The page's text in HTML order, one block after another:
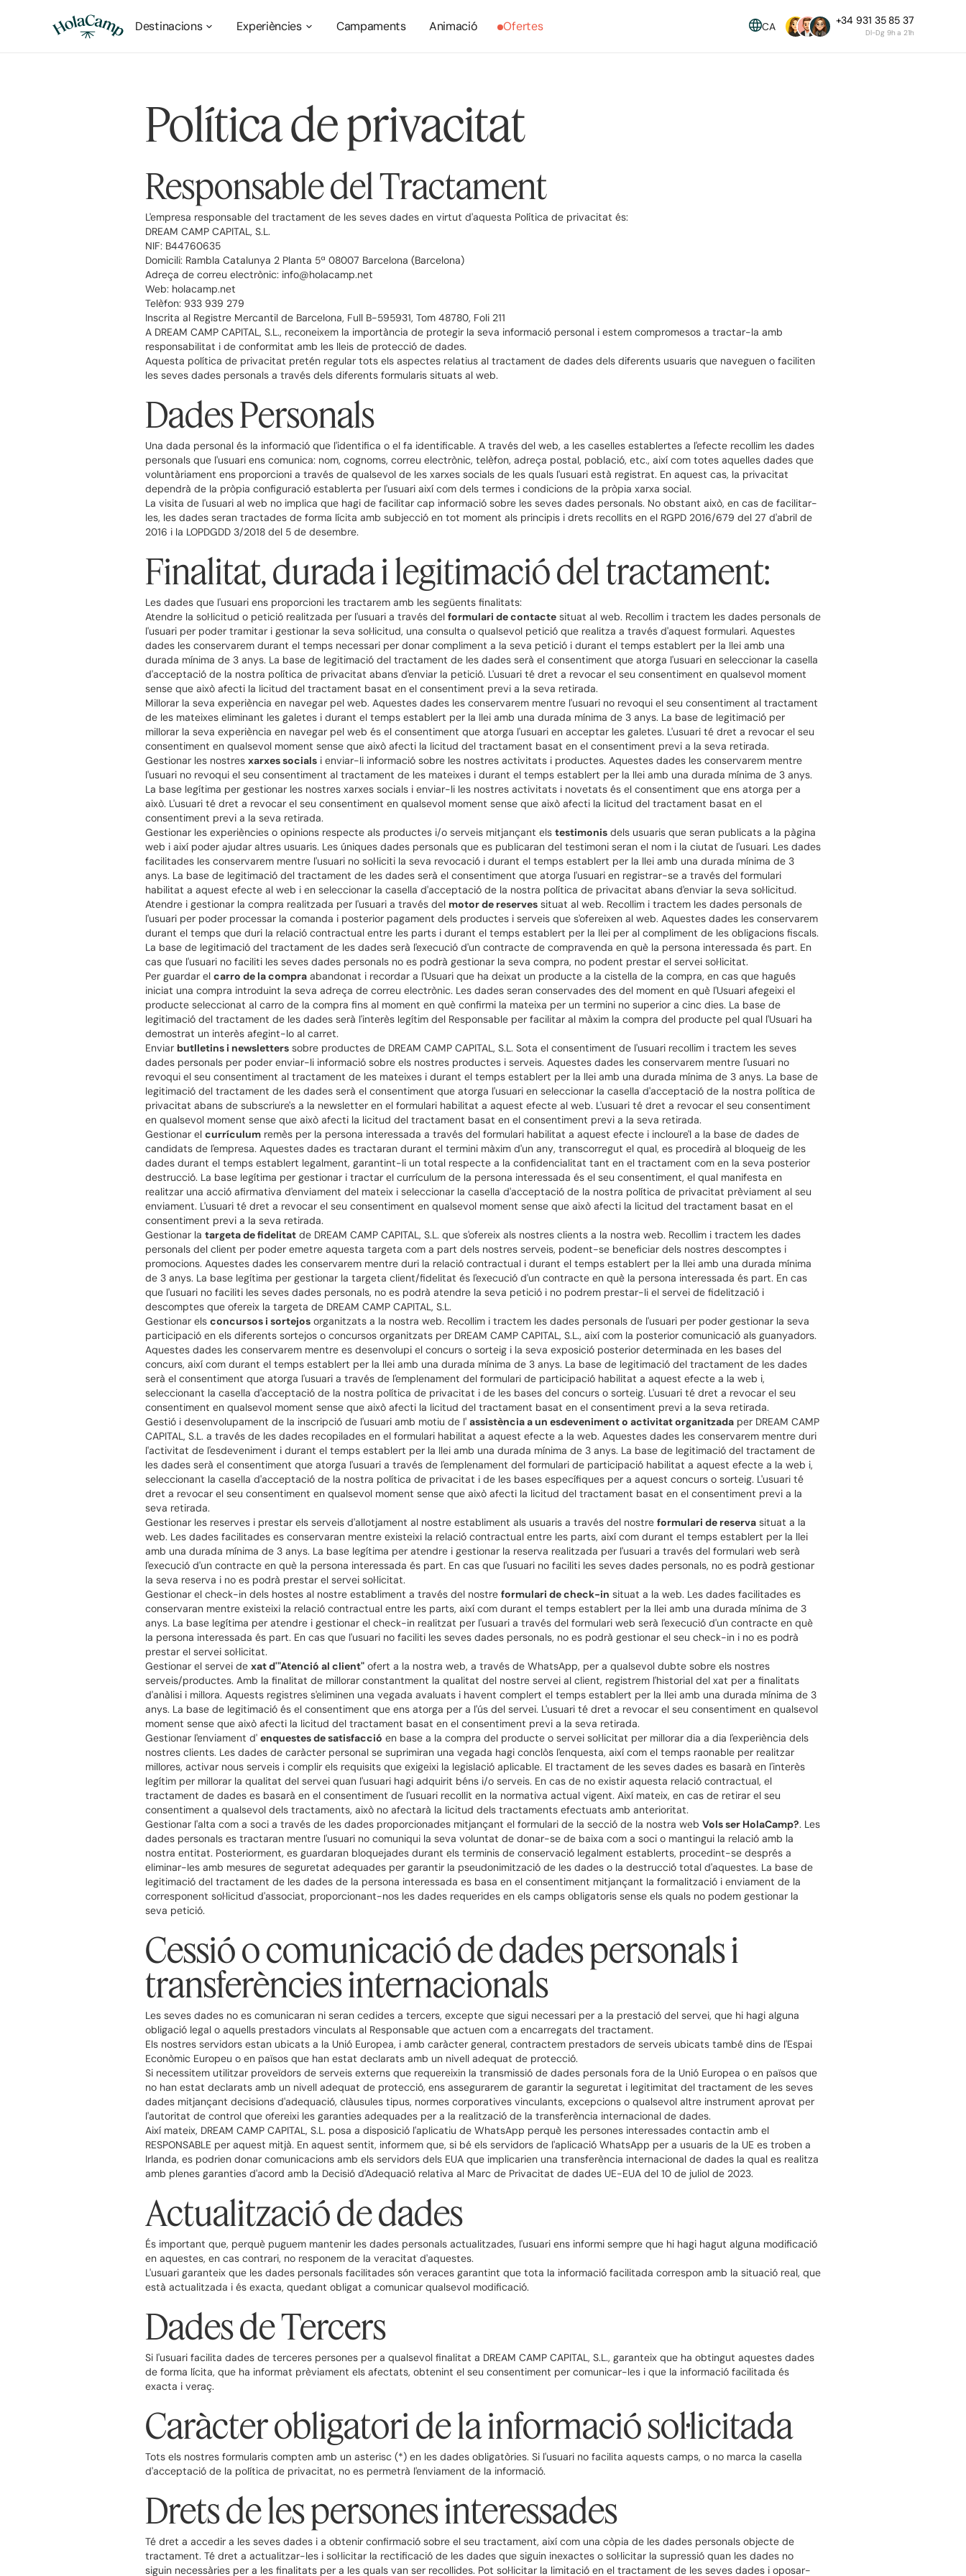
Destinacions Experiències Campaments Animació Ofertes CA +34 931 35 85 37
Dl-Dg 9h a 21h
Política de privacitat
Responsable del Tractament
L'empresa responsable del tractament de les seves dades en virtut d'aquesta Política de privacitat és:
DREAM CAMP CAPITAL, S.L.
NIF: B44760635
Domicili: Rambla Catalunya 2 Planta 5ª 08007 Barcelona (Barcelona)
Adreça de correu electrònic: info@holacamp.net
Web: holacamp.net
Telèfon: 933 939 279
Inscrita al Registre Mercantil de Barcelona, Full B-595931, Tom 48780, Foli 211
A DREAM CAMP CAPITAL, S.L., reconeixem la importància de protegir la seva informació personal i estem compromesos a tractar-la amb
responsabilitat i de conformitat amb les lleis de protecció de dades.
Aquesta política de privacitat pretén regular tots els aspectes relatius al tractament de dades dels diferents usuaris que naveguen o faciliten
les seves dades personals a través dels diferents formularis situats al web.
Dades Personals
Una dada personal és la informació que l'identifica o el fa identificable. A través del web, a les caselles establertes a l'efecte recollim les dades
personals que l'usuari ens comunica: nom, cognoms, correu electrònic, telèfon, adreça postal, població, etc., així com totes aquelles dades que
voluntàriament ens proporcioni a través de qualsevol de les xarxes socials de les quals l'usuari està registrat. En aquest cas, la privacitat
dependrà de la pròpia configuració establerta per l'usuari així com dels termes i condicions de la pròpia xarxa social.
La visita de l'usuari al web no implica que hagi de facilitar cap informació sobre les seves dades personals. No obstant això, en cas de facilitar-
les, les dades seran tractades de forma lícita amb subjecció en tot moment als principis i drets recollits en el RGPD 2016/679 del 27 d'abril de
2016 i la LOPDGDD 3/2018 del 5 de desembre.
Finalitat, durada i legitimació del tractament:
Les dades que l'usuari ens proporcioni les tractarem amb les següents finalitats:
Atendre la sol·licitud o petició realitzada per l'usuari a través del formulari de contacte situat al web. Recollim i tractem les dades personals de
l'usuari per poder tramitar i gestionar la seva sol·licitud, una consulta o qualsevol petició que realitza a través d'aquest formulari. Aquestes
dades les conservarem durant el temps necessari per donar compliment a la seva petició i durant el temps establert per la llei amb una
durada mínima de 3 anys. La base de legitimació del tractament de les dades serà el consentiment que atorga l'usuari en seleccionar la casella
d'acceptació de la nostra política de privacitat abans d'enviar la petició. L'usuari té dret a revocar el seu consentiment en qualsevol moment
sense que això afecti la licitud del tractament basat en el consentiment previ a la seva retirada.
Millorar la seva experiència en navegar pel web. Aquestes dades les conservarem mentre l'usuari no revoqui el seu consentiment al tractament
de les mateixes eliminant les galetes i durant el temps establert per la llei amb una durada mínima de 3 anys. La base de legitimació per
millorar la seva experiència en navegar pel web és el consentiment que atorga l'usuari en acceptar les galetes. L'usuari té dret a revocar el seu
consentiment en qualsevol moment sense que això afecti la licitud del tractament basat en el consentiment previ a la seva retirada.
Gestionar les nostres xarxes socials i enviar-li informació sobre les nostres activitats i productes. Aquestes dades les conservarem mentre
l'usuari no revoqui el seu consentiment al tractament de les mateixes i durant el temps establert per la llei amb una durada mínima de 3 anys.
La base legítima per gestionar les nostres xarxes socials i enviar-li les nostres activitats i novetats és el consentiment que ens atorga per a
això. L'usuari té dret a revocar el seu consentiment en qualsevol moment sense que això afecti la licitud del tractament basat en el
consentiment previ a la seva retirada.
Gestionar les experiències o opinions respecte als productes i/o serveis mitjançant els testimonis dels usuaris que seran publicats a la pàgina
web i així poder ajudar altres usuaris. Les úniques dades personals que es publicaran del testimoni seran el nom i la ciutat de l'usuari. Les dades
facilitades les conservarem mentre l'usuari no sol·liciti la seva revocació i durant el temps establert per la llei amb una durada mínima de 3
anys. La base de legitimació del tractament de les dades serà el consentiment que atorga l'usuari en registrar-se a través del formulari
habilitat a aquest efecte al web i en seleccionar la casella d'acceptació de la nostra política de privacitat abans d'enviar la seva sol·licitud.
Atendre i gestionar la compra realitzada per l'usuari a través del motor de reserves situat al web. Recollim i tractem les dades personals de
l'usuari per poder processar la comanda i posterior pagament dels productes i serveis que s'ofereixen al web. Aquestes dades les conservarem
durant el temps que duri la relació contractual entre les parts i durant el temps establert per la llei per al compliment de les obligacions fiscals.
La base de legitimació del tractament de les dades serà l'execució d'un contracte de compravenda en què la persona interessada és part. En
cas que l'usuari no faciliti les seves dades personals no es podrà gestionar la seva compra, no podent prestar el servei sol·licitat.
Per guardar el carro de la compra abandonat i recordar a l'Usuari que ha deixat un producte a la cistella de la compra, en cas que hagués
iniciat una compra introduint la seva adreça de correu electrònic. Les dades seran conservades des del moment en què l'Usuari afegeixi el
producte seleccionat al carro de la compra fins al moment en què confirmi la mateixa per un termini no superior a cinc dies. La base de
legitimació del tractament de les dades serà l'interès legítim del Responsable per facilitar al màxim la compra del producte pel qual l'Usuari ha
demostrat un interès afegint-lo al carret.
Enviar butlletins i newsletters sobre productes de DREAM CAMP CAPITAL, S.L. Sota el consentiment de l'usuari recollim i tractem les seves
dades personals per poder enviar-li informació sobre els nostres productes i serveis. Aquestes dades les conservarem mentre l'usuari no
revoqui el seu consentiment al tractament de les mateixes i durant el temps establert per la llei amb una durada mínima de 3 anys. La base de
legitimació del tractament de les dades serà el consentiment que atorga l'usuari en seleccionar la casella d'acceptació de la nostra política de
privacitat abans de subscriure's a la newsletter en el formulari habilitat a aquest efecte al web. L'usuari té dret a revocar el seu consentiment
en qualsevol moment sense que això afecti la licitud del tractament basat en el consentiment previ a la seva retirada.
Gestionar el currículum remès per la persona interessada a través del formulari habilitat a aquest efecte i incloure'l a la base de dades de
candidats de l'empresa. Aquestes dades es tractaran durant el termini màxim d'un any, transcorregut el qual, es procedirà al bloqueig de les
dades durant el temps establert legalment, garantint-li un total respecte a la confidencialitat tant en el tractament com en la seva posterior
destrucció. La base legítima per gestionar i tractar el currículum de la persona interessada és el seu consentiment, el qual manifesta en
realitzar una acció afirmativa d'enviament del mateix i seleccionar la casella d'acceptació de la nostra política de privacitat prèviament al seu
enviament. L'usuari té dret a revocar el seu consentiment en qualsevol moment sense que això afecti la licitud del tractament basat en el
consentiment previ a la seva retirada.
Gestionar la targeta de fidelitat de DREAM CAMP CAPITAL, S.L. que s'ofereix als nostres clients a la nostra web. Recollim i tractem les dades
personals del client per poder emetre aquesta targeta com a part dels nostres serveis, podent-se beneficiar dels nostres descomptes i
promocions. Aquestes dades les conservarem mentre duri la relació contractual i durant el temps establert per la llei amb una durada mínima
de 3 anys. La base legítima per gestionar la targeta client/fidelitat és l'execució d'un contracte en què la persona interessada és part. En cas
que l'usuari no faciliti les seves dades personals, no es podrà atendre la seva petició i no podrem prestar-li el servei de fidelització i
descomptes que ofereix la targeta de DREAM CAMP CAPITAL, S.L.
Gestionar els concursos i sortejos organitzats a la nostra web. Recollim i tractem les dades personals de l'usuari per poder gestionar la seva
participació en els diferents sortejos o concursos organitzats per DREAM CAMP CAPITAL, S.L., així com la posterior comunicació als guanyadors.
Aquestes dades les conservarem mentre es desenvolupi el concurs o sorteig i la seva exposició posterior determinada en les bases del
concurs, així com durant el temps establert per la llei amb una durada mínima de 3 anys. La base de legitimació del tractament de les dades
serà el consentiment que atorga l'usuari a través de l'emplenament del formulari de participació habilitat a aquest efecte a la web i,
seleccionant la casella d'acceptació de la nostra política de privacitat i de les bases del concurs o sorteig. L'usuari té dret a revocar el seu
consentiment en qualsevol moment sense que això afecti la licitud del tractament basat en el consentiment previ a la seva retirada.
Gestió i desenvolupament de la inscripció de l'usuari amb motiu de l' assistència a un esdeveniment o activitat organitzada per DREAM CAMP
CAPITAL, S.L. a través de les dades recopilades en el formulari habilitat a aquest efecte a la web. Aquestes dades les conservarem mentre duri
l'activitat de l'esdeveniment i durant el temps establert per la llei amb una durada mínima de 3 anys. La base de legitimació del tractament de
les dades serà el consentiment que atorga l'usuari a través de l'emplenament del formulari de participació habilitat a aquest efecte a la web i,
seleccionant la casella d'acceptació de la nostra política de privacitat i de les bases específiques per a aquest concurs o sorteig. L'usuari té
dret a revocar el seu consentiment en qualsevol moment sense que això afecti la licitud del tractament basat en el consentiment previ a la
seva retirada.
Gestionar les reserves i prestar els serveis d'allotjament al nostre establiment als usuaris a través del nostre formulari de reserva situat a la
web. Les dades facilitades es conservaran mentre existeixi la relació contractual entre les parts, així com durant el temps establert per la llei
amb una durada mínima de 3 anys. La base legítima per atendre i gestionar la reserva realitzada per l'usuari a través del formulari web serà
l'execució d'un contracte en què la persona interessada és part. En cas que l'usuari no faciliti les seves dades personals, no es podrà gestionar
la seva reserva i no es podrà prestar el servei sol·licitat.
Gestionar el check-in dels hostes al nostre establiment a través del nostre formulari de check-in situat a la web. Les dades facilitades es
conservaran mentre existeixi la relació contractual entre les parts, així com durant el temps establert per la llei amb una durada mínima de 3
anys. La base legítima per atendre i gestionar el check-in realitzat per l'usuari a través del formulari web serà l'execució d'un contracte en què
la persona interessada és part. En cas que l'usuari no faciliti les seves dades personals, no es podrà gestionar el seu check-in i no es podrà
prestar el servei sol·licitat.
Gestionar el servei de xat d'"Atenció al client" ofert a la nostra web, a través de WhatsApp, per a qualsevol dubte sobre els nostres
serveis/productes. Amb la finalitat de millorar constantment la qualitat del nostre servei al client, registrem l'historial del xat per a finalitats
d'anàlisi i millora. Aquests registres s'eliminen una vegada avaluats i havent complert el temps establert per la llei amb una durada mínima de 3
anys. La base de legitimació és el consentiment que ens atorga per a l'ús del servei. L'usuari té dret a revocar el seu consentiment en qualsevol
moment sense que això afecti la licitud del tractament basat en el consentiment previ a la seva retirada.
Gestionar l'enviament d' enquestes de satisfacció en base a la compra del producte o servei sol·licitat per millorar dia a dia l'experiència dels
nostres clients. Les dades de caràcter personal se suprimiran una vegada hagi conclòs l'enquesta, així com el temps raonable per realitzar
millores, activar nous serveis i complir els requisits que exigeixi la legislació aplicable. El tractament de les seves dades es basarà en l'interès
legítim per millorar la qualitat del servei quan l'usuari hagi adquirit béns i/o serveis. En cas de no existir aquesta relació contractual, el
tractament de dades es basarà en el consentiment de l'usuari recollit en la normativa actual vigent. Així mateix, en cas de retirar el seu
consentiment a qualsevol dels tractaments, això no afectarà la licitud dels tractaments efectuats amb anterioritat.
Gestionar l'alta com a soci a través de les dades proporcionades mitjançant el formulari de la secció de la nostra web Vols ser HolaCamp?. Les
dades personals es tractaran mentre l'usuari no comuniqui la seva voluntat de donar-se de baixa com a soci o mantingui la relació amb la
nostra entitat. Posteriorment, es guardaran bloquejades durant els terminis de conservació legalment establerts, procedint-se després a
eliminar-les amb mesures de seguretat adequades per garantir la pseudonimització de les dades o la destrucció total d'aquestes. La base de
legitimació del tractament de les dades de la persona interessada es basa en el consentiment mitjançant la formalització i enviament de la
corresponent sol·licitud d'associat, proporcionant-nos les dades requerides en els camps obligatoris sense els quals no podem gestionar la
seva petició.
Cessió o comunicació de dades personals i
transferències internacionals
Les seves dades no es comunicaran ni seran cedides a tercers, excepte que sigui necessari per a la prestació del servei, que hi hagi alguna
obligació legal o aquells prestadors vinculats al Responsable que actuen com a encarregats del tractament.
Els nostres servidors estan ubicats a la Unió Europea, i amb caràcter general, contractem prestadors de serveis ubicats també dins de l'Espai
Econòmic Europeu o en països que han estat declarats amb un nivell adequat de protecció.
Si necessitem utilitzar proveïdors de serveis externs que requereixin la transmissió de dades personals fora de la Unió Europea o en països que
no han estat declarats amb un nivell adequat de protecció, ens assegurarem de garantir la seguretat i legitimitat del tractament de les seves
dades mitjançant decisions d'adequació, clàusules tipus, normes corporatives vinculants, excepcions o qualsevol altre instrument aprovat per
l'autoritat de control que ofereixi les garanties adequades per a la realització de la transferència internacional de dades.
Així mateix, DREAM CAMP CAPITAL, S.L. posa a disposició l'aplicatiu de WhatsApp perquè les persones interessades contactin amb el
RESPONSABLE per aquest mitjà. En aquest sentit, informem que, si bé els servidors de l'aplicació WhatsApp per a usuaris de la UE es troben a
Irlanda, es podrien donar comunicacions amb els servidors dels EUA que implicarien una transferència internacional de dades la qual es realitza
amb plenes garanties d'acord amb la Decisió d'Adequació relativa al Marc de Privacitat de dades UE-EUA del 10 de juliol de 2023.
Actualització de dades
És important que, perquè puguem mantenir les dades personals actualitzades, l'usuari ens informi sempre que hi hagi hagut alguna modificació
en aquestes, en cas contrari, no responem de la veracitat d'aquestes.
L'usuari garanteix que les dades personals facilitades són veraces garantint que tota la informació facilitada correspon amb la situació real, que
està actualitzada i és exacta, quedant obligat a comunicar qualsevol modificació.
Dades de Tercers
Si l'usuari facilita dades de terceres persones per a qualsevol finalitat a DREAM CAMP CAPITAL, S.L., garanteix que ha obtingut aquestes dades
de forma lícita, que ha informat prèviament els afectats, obtenint el seu consentiment per comunicar-les i que la informació facilitada és
exacta i veraç.
Caràcter obligatori de la informació sol·licitada
Tots els nostres formularis compten amb un asterisc (*) en les dades obligatòries. Si l'usuari no facilita aquests camps, o no marca la casella
d'acceptació de la política de privacitat, no es permetrà l'enviament de la informació.
Drets de les persones interessades
Té dret a accedir a les seves dades i a obtenir confirmació sobre el seu tractament, així com una còpia de les dades personals objecte de
tractament. Té dret a actualitzar-les i sol·licitar la rectificació de les dades que siguin inexactes o sol·licitar la supressió quan les dades no
siguin necessàries per a les finalitats per a les quals van ser recollides. Pot sol·licitar la limitació en el tractament de les seves dades i oposar-